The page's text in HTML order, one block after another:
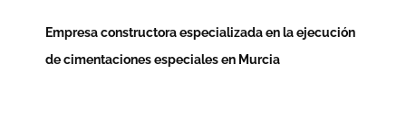
Empresa constructora especializada en la ejecución
de cimentaciones especiales en Murcia